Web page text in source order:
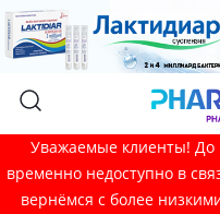
Уважаемые клиенты! До
временно недоступно в
вернёмся с более